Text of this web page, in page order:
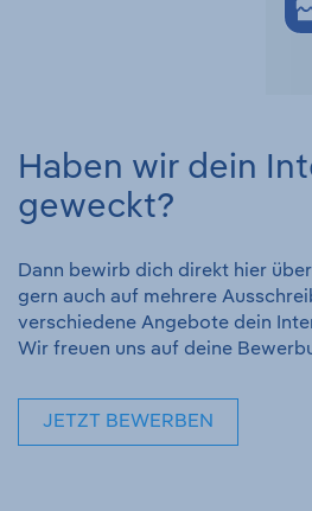
Haben wir dein
geweckt?
Dann bewirb dich direkt hier
gern auch auf mehrere
verschiedene Angebote dein
Wir freuen uns auf deine
JETZT BEWERBEN